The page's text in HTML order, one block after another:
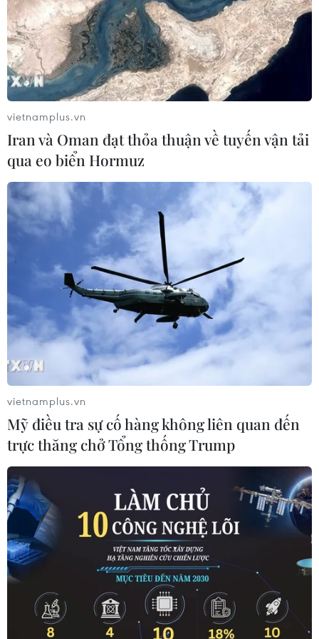
Tốp 10 ngân hàng có lợi nhuận tốt nhất do
Vietnam Report bình chọn
07/11/2019 09:41
Tại bảng xếp hạng 10 ngân hàng-tài chính-chứng khoán
có lợi nhuận tốt nhất Việt Nam năm 2019, các ngân
hàng tiếp tục là tâm điểm gây chú ý khi bảng xếp hạng
câu lạc bộ "nghìn tỷ" liên tục hoán ngôi.
Vietcombank phân phối độc quyền sản
vietnamplus.vn
Iran và Oman đạt thỏa thuận về tuyến vận tải
qua eo biển Hormuz
vietnamplus.vn
Mỹ điều tra sự cố hàng không liên quan đến
trực thăng chở Tổng thống Trump